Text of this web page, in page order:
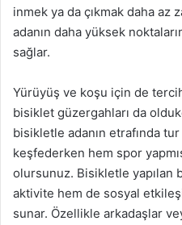
inmek ya da çıkmak daha az
adanın daha yüksek
sağlar.
Yürüyüş ve koşu için de
bisiklet güzergahları da
bisikletle adanın etrafında
keşfederken hem spor
olursunuz. Bisikletle yapılan
aktivite hem de sosyal
sunar. Özellikle arkadaşlar